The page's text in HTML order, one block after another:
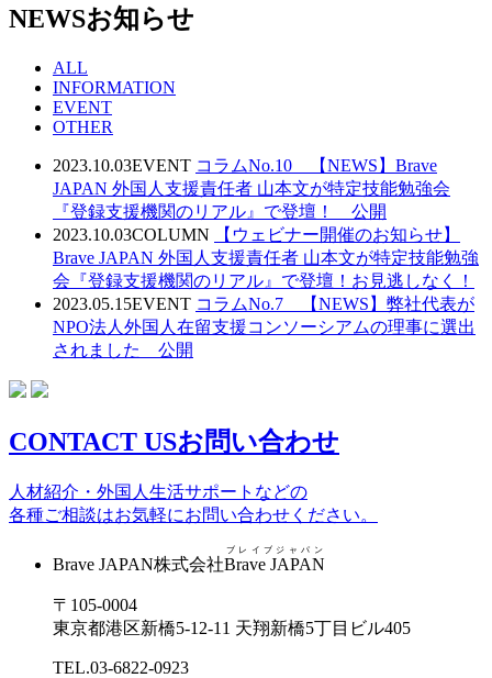
NEWSお知らせ
ALL
INFORMATION
EVENT
OTHER
2023.10.03EVENT コラムNo.10 【NEWS】Brave
JAPAN 外国人支援責任者 山本文が特定技能勉強会
『登録支援機関のリアル』で登壇！ 公開
2023.10.03COLUMN
【ウェビナー開催のお知らせ】
Brave JAPAN 外国人支援責任者 山本文が特定技能勉強
会『登録支援機関のリアル』で登壇！お見逃しなく！
2023.05.15EVENT コラムNo.7 【NEWS】弊社代表が
NPO法人外国人在留支援コンソーシアムの理事に選出
されました 公開
CONTACT USお問い合わせ
人材紹介・外国人生活サポートなどの
各種ご相談はお気軽にお問い合わせください。
Brave JAPAN株式会社Brave JAPAN
ブレイブジャパン
〒105-0004
東京都港区新橋5-12-11 天翔新橋5丁目ビル405
TEL.03-6822-0923